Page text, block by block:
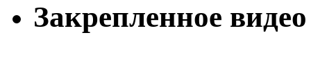
Закрепленное видео